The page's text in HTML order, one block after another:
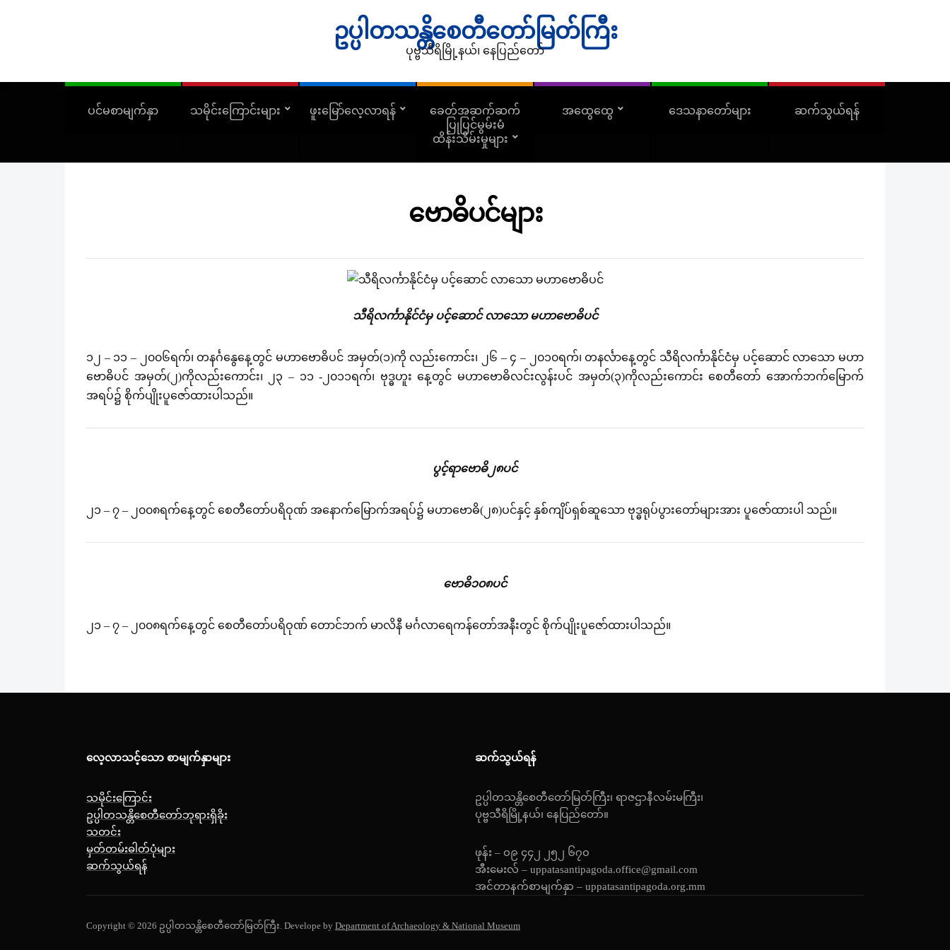
ဥပ္ပါတသန္တိစေတီတော်မြတ်ကြီး
ပုဗ္ဗသီရိမြို့နယ်၊ နေပြည်တော်
ပင်မစာမျက်နှာ သမိုင်းကြောင်းများ ဖူးမြော်လေ့လာရန်
ခေတ်အဆက်ဆက်
ပြုပြင်မွမ်းမံ
ထိန်းသိမ်းမှုများ
အထွေထွေ ဒေသနာတော်များ ဆက်သွယ်ရန်
ဗောဓိပင်များ
သီရိလင်္ကာနိုင်ငံမှ ပင့်ဆောင် လာသော မဟာဗောဓိပင်
၁၂ – ၁၁ – ၂၀၀၆ရက်၊ တနင်္ဂနွေနေ့တွင် မဟာဗောဓိပင် အမှတ်(၁)ကို လည်းကောင်း၊ ၂၆ – ၄ – ၂၀၁၀ရက်၊ တနင်္လာနေ့တွင် သီရိလင်္ကာနိုင်ငံမှ ပင့်ဆောင် လာသော မဟာ
ဗောဓိပင် အမှတ်(၂)ကိုလည်းကောင်း၊ ၂၃ – ၁၁ -၂၀၁၁ရက်၊ ဗုဒ္ဓဟူး နေ့တွင် မဟာဗောဓိလင်းလွန်းပင် အမှတ်(၃)ကိုလည်းကောင်း စေတီတော် အောက်ဘက်မြောက်
အရပ်၌ စိုက်ပျိုးပူဇော်ထားပါသည်။
ပွင့်ရာဗောဓိ၂၈ပင်
၂၁ – ၇ – ၂၀၀၈ရက်နေ့တွင် စေတီတော်ပရိဝုဏ် အနောက်မြောက်အရပ်၌ မဟာဗောဓိ(၂၈)ပင်နှင့် နှစ်ကျိပ်ရှစ်ဆူသော ဗုဒ္ဓရုပ်ပွားတော်များအား ပူဇော်ထားပါ သည်။
ဗောဓိ၁၀၈ပင်
၂၁ – ၇ – ၂၀၀၈ရက်နေ့တွင် စေတီတော်ပရိဝုဏ် တောင်ဘက် မာလိနီ မင်္ဂလာရေကန်တော်အနီးတွင် စိုက်ပျိုးပူဇော်ထားပါသည်။
လေ့လာသင့်သော စာမျက်နှာများ
သမိုင်းကြောင်း
ဥပ္ပါတသန္တိစေတီတော်ဘုရားရှိခိုး
သတင်း
မှတ်တမ်းဓါတ်ပုံများ
ဆက်သွယ်ရန်
ဆက်သွယ်ရန်
ဥပ္ပါတသန္တိစေတီတော်မြတ်ကြီး၊ ရာဇဌာနီလမ်းမကြီး၊
ပုဗ္ဗသီရိမြို့နယ်၊ နေပြည်တော်။
ဖုန်း – ၀၉ ၄၄၂ ၂၅၂ ၆၇၀
အီးမေးလ် – uppatasantipagoda.office@gmail.com
အင်တာနက်စာမျက်နှာ – uppatasantipagoda.org.mm
Copyright © 2026 ဥပ္ပါတသန္တိစေတီတော်မြတ်ကြီး. Develope by Department of Archaeology & National Museum